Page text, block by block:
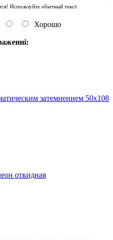
Используйте обычный текст.
Хорошо
затемнением 50х108
откидная